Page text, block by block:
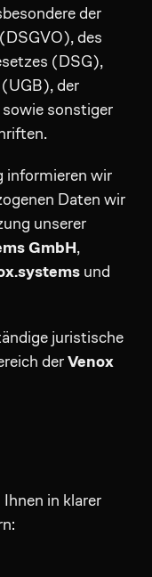
der
des
(DSG),
der
sonstiger
informieren wir
Daten wir
unserer
GmbH,
und
juristische
derVenox
in klarer